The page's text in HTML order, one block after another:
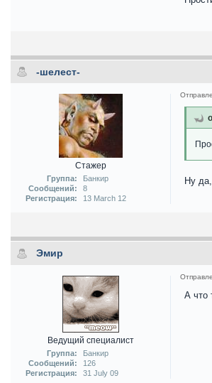
-шелест-
Стажер
Группа:
Банкир
Сообщений:
8
Регистрация:
13 March 12
Ну
Эмир
Ведущий специалист
Группа:
Банкир
Сообщений:
126
Регистрация:
31 July 09
А что